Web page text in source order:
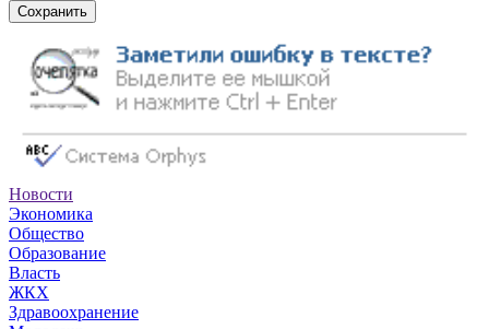
Сохранить
Новости
Экономика
Общество
Образование
Власть
ЖКХ
Здравоохранение